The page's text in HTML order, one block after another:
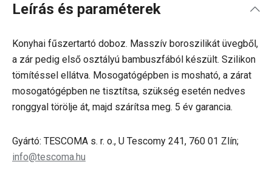
Leírás és paraméterek
Konyhai fűszertartó doboz. Masszív boroszilikát üvegből,
a zár pedig első osztályú bambuszfából készült. Szilikon
tömítéssel ellátva. Mosogatógépben is mosható, a zárat
mosogatógépben ne tisztítsa, szükség esetén nedves
ronggyal törölje át, majd szárítsa meg. 5 év garancia.
Gyártó: TESCOMA s. r. o., U Tescomy 241, 760 01 Zlín;
info@tescoma.hu